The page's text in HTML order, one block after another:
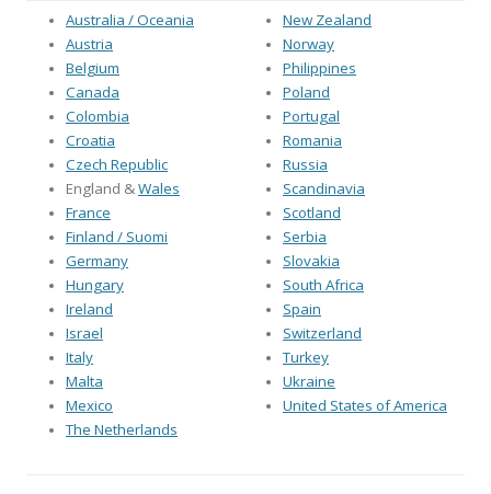
Australia / Oceania
Austria
Belgium
Canada
Colombia
Croatia
Czech Republic
England &Wales
France
Finland / Suomi
Germany
Hungary
Ireland
Israel
Italy
Malta
Mexico
The Netherlands
New Zealand
Norway
Philippines
Poland
Portugal
Romania
Russia
Scandinavia
Scotland
Serbia
Slovakia
South Africa
Spain
Switzerland
Turkey
Ukraine
United States of America